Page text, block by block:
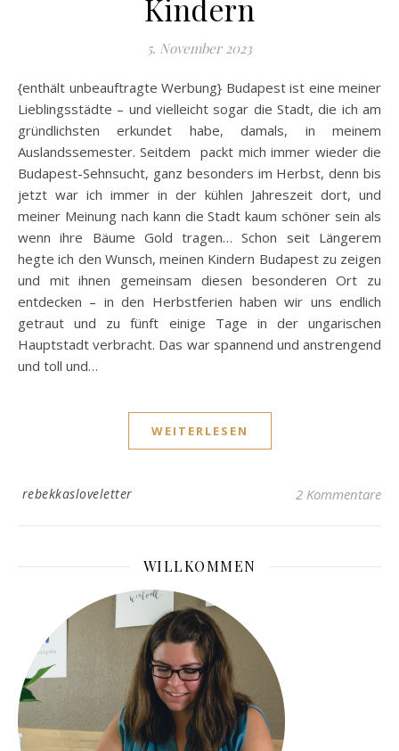
Kindern
5. November 2023
{enthält unbeauftragte Werbung} Budapest ist eine meiner
Lieblingsstädte – und vielleicht sogar die Stadt, die ich am
gründlichsten erkundet habe, damals, in meinem
Auslandssemester. Seitdem packt mich immer wieder die
Budapest-Sehnsucht, ganz besonders im Herbst, denn bis
jetzt war ich immer in der kühlen Jahreszeit dort, und
meiner Meinung nach kann die Stadt kaum schöner sein als
wenn ihre Bäume Gold tragen… Schon seit Längerem
hegte ich den Wunsch, meinen Kindern Budapest zu zeigen
und mit ihnen gemeinsam diesen besonderen Ort zu
entdecken – in den Herbstferien haben wir uns endlich
getraut und zu fünft einige Tage in der ungarischen
Hauptstadt verbracht. Das war spannend und anstrengend
und toll und…
WEITERLESEN
rebekkasloveletter 2 Kommentare
WILLKOMMEN